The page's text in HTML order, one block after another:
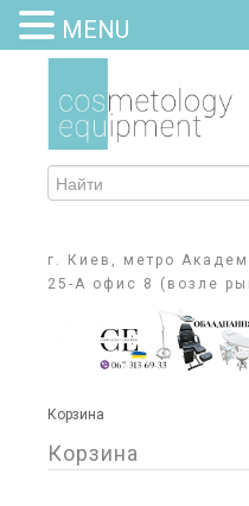
г. Киев, метро
25-А офис 8 (возле
Корзина
Корзина
MENU